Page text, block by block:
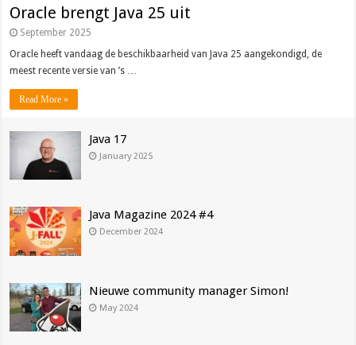
Oracle brengt Java 25 uit
September 2025
Oracle heeft vandaag de beschikbaarheid van Java 25 aangekondigd, de
meest recente versie van ’s …
Read More »
Java 17
January 2025
Java Magazine 2024 #4
December 2024
Nieuwe community manager Simon!
May 2024